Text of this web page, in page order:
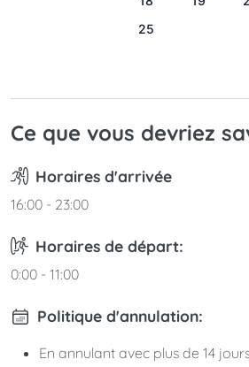
25
Ce que vous devriez
Horaires d'arrivée
16:00 - 23:00
Horaires de départ:
0:00 - 11:00
Politique d'annulation:
En annulant avec plus de 14